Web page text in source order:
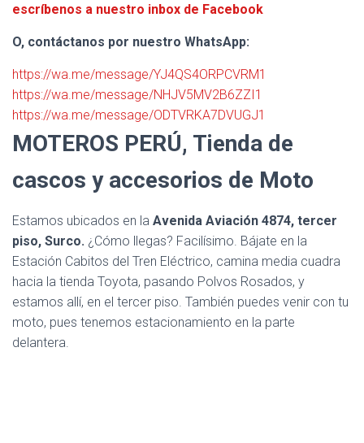
escríbenos a nuestro inbox de Facebook
O, contáctanos por nuestro WhatsApp:
https://wa.me/message/YJ4QS4ORPCVRM1
https://wa.me/message/NHJV5MV2B6ZZI1
https://wa.me/message/ODTVRKA7DVUGJ1
MOTEROS PERÚ, Tienda de
cascos y accesorios de Moto
Estamos ubicados en la Avenida Aviación 4874, tercer
piso, Surco. ¿Cómo llegas? Facilísimo. Bájate en la
Estación Cabitos del Tren Eléctrico, camina media cuadra
hacia la tienda Toyota, pasando Polvos Rosados, y
estamos allí, en el tercer piso. También puedes venir con tu
moto, pues tenemos estacionamiento en la parte
delantera.